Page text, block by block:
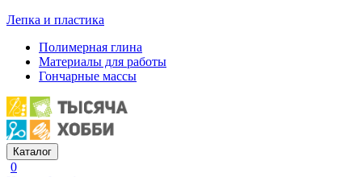
Лепка и пластика
Полимерная глина
Материалы для работы
Гончарные массы
Каталог
0